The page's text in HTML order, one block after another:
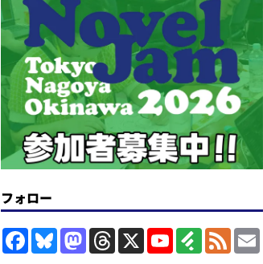
フォロー
F
a
B
l
M
a
T
h
X
Y
o
F
e
F
e
E
m